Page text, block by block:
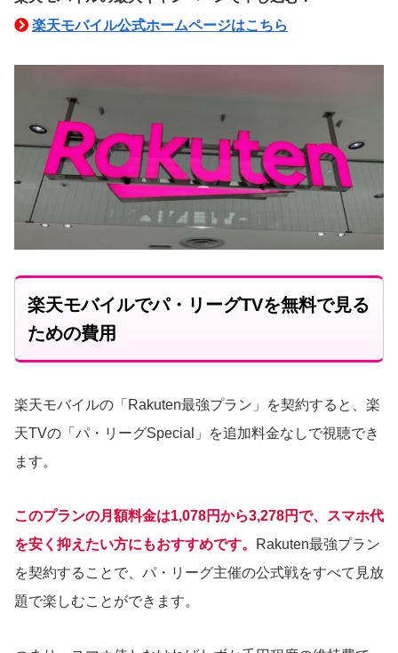
楽天モバイル公式ホームページはこちら
楽天モバイルでパ・リーグTVを無料で見る
ための費用
楽天モバイルの「Rakuten最強プラン」を契約すると、楽
天TVの「パ・リーグSpecial」を追加料金なしで視聴でき
ます。
このプランの月額料金は1,078円から3,278円で、スマホ代
を安く抑えたい方にもおすすめです。
Rakuten最強プラン
を契約することで、パ・リーグ主催の公式戦をすべて見放
題で楽しむことができます。